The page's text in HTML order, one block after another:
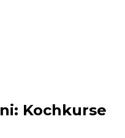
Kochkurse